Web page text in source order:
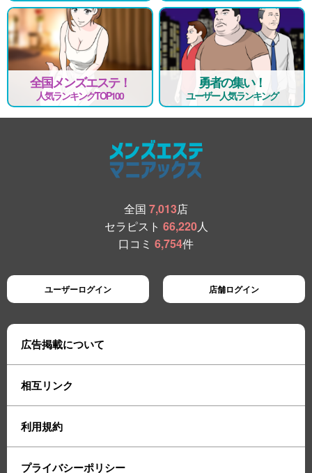
全国メンズエステ！
人気ランキングTOP100
勇者の集い！
ユーザー人気ランキング
全国 7,013店
セラピスト 66,220人
口コミ 6,754件
ユーザーログイン 店舗ログイン
広告掲載について
相互リンク
利用規約
プライバシーポリシー